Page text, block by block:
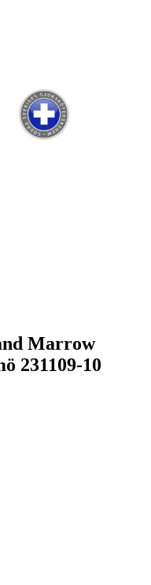
Marrow
231109-10